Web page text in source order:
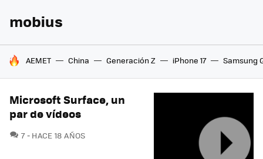
mobius
HOY SE HABLA DE
AEMET China Generación Z iPhone 17 Samsung
Microsoft Surface, un
par de vídeos
7COMENTARIOS
HACE 18 AÑOS